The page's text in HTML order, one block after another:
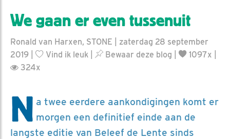
We gaan er even tussenuit
Ronald van Harxen, STONE | zaterdag 28 september
2019 |
Vind ik leuk Bewaar deze blog
1097x |
324x
N a twee eerdere aankondigingen komt er
morgen een definitief einde aan de
langste editie van Beleef de Lente sinds